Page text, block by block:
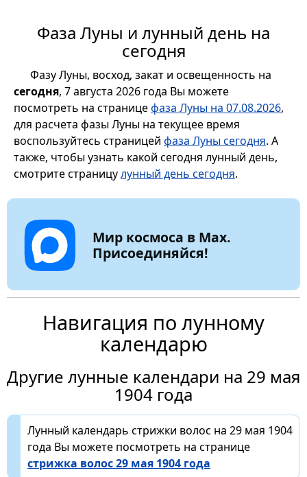
Фаза Луны и лунный день на
сегодня
Фазу Луны, восход, закат и освещенность на
сегодня, 7 августа 2026 года Вы можете
посмотреть на страницефаза Луны на 07.08.2026,
для расчета фазы Луны на текущее время
воспользуйтесь страницей фаза Луны сегодня. А
также, чтобы узнать какой сегодня лунный день,
смотрите страницулунный день сегодня.
Мир космоса в Max.
Присоединяйся!
Навигация по лунному
календарю
Другие лунные календари на 29 мая
1904 года
Лунный календарь стрижки волос на 29 мая 1904
года Вы можете посмотреть на странице
стрижка волос 29 мая 1904 года